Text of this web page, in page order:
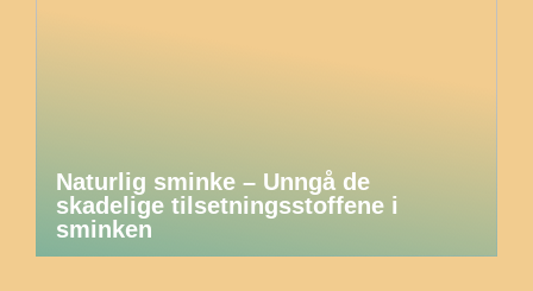
Naturlig sminke – Unngå de
skadelige tilsetningsstoffene i
sminken